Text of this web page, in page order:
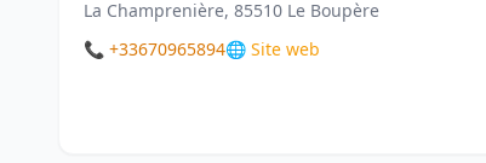
La Champrenière, 85510 Le Boupère
📞 +33670965894🌐 Site web